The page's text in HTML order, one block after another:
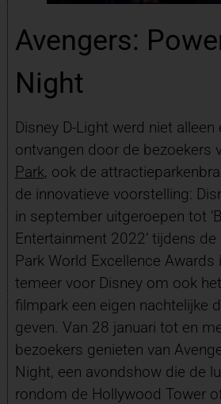
Avengers:
Night
Disney D-Light werd niet
ontvangen door de bezoekers
Park, ook de
de innovatieve voorstelling:
in september uitgeroepen tot
Entertainment 2022’ tijdens
Park World Excellence Awards
temeer voor Disney om ook
filmpark een eigen nachtelijke
geven. Van 28 januari tot en
bezoekers genieten van
Night, een avondshow die de
rondom de Hollywood Tower